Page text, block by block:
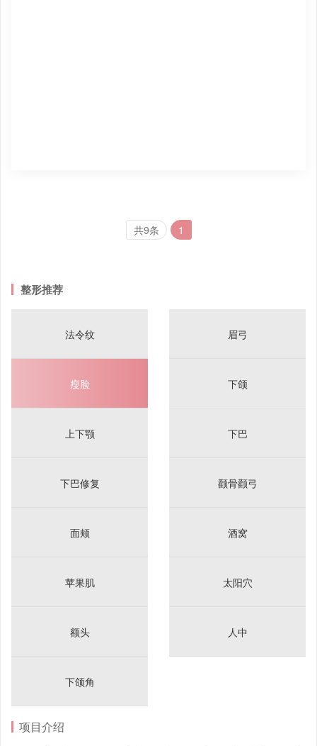
共9条 1
整形推荐
法令纹 眉弓
瘦脸 下颌
上下颚 下巴
下巴修复 颧骨颧弓
面颊 酒窝
苹果肌 太阳穴
额头 人中
下颌角
项目介绍